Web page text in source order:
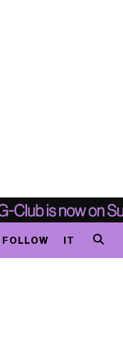
FOLLOW IT